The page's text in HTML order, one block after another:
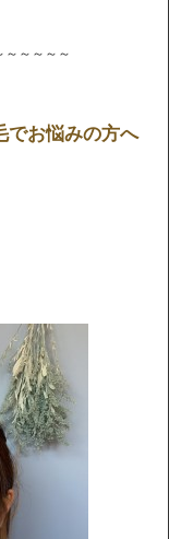
～～～～～
でお悩みの方へ